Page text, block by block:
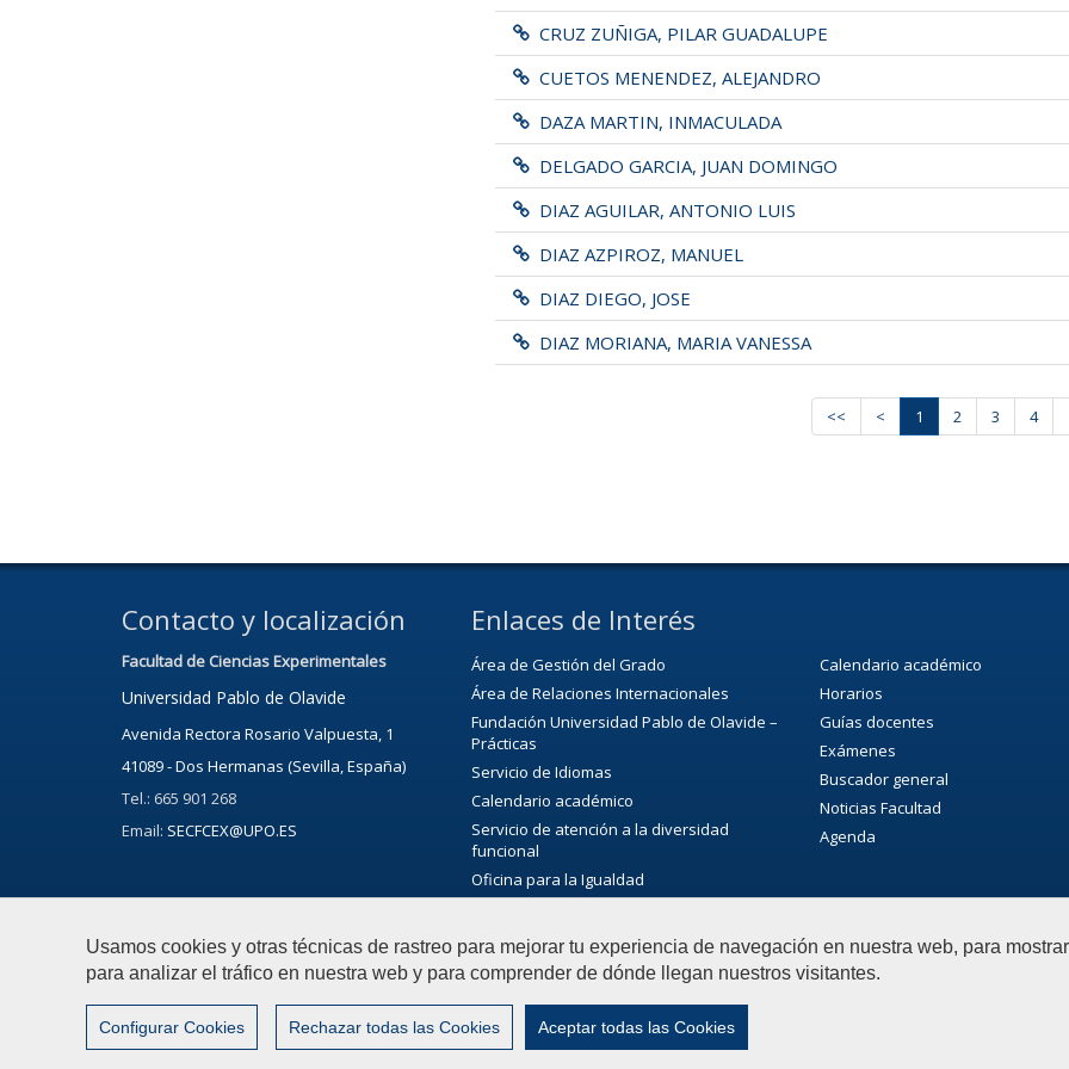
Usamos cookies y otras técnicas de rastreo para mejorar tu experiencia de navegación en nuestra web, para
para analizar el tráfico en nuestra web y para comprender de dónde llegan nuestros visitantes.
Configurar Cookies Rechazar todas las Cookies Aceptar todas las Cookies
CRUZ ZUÑIGA, PILAR GUADALUPE
CUETOS MENENDEZ, ALEJANDRO
DAZA MARTIN, INMACULADA
DELGADO GARCIA, JUAN DOMINGO
DIAZ AGUILAR, ANTONIO LUIS
DIAZ AZPIROZ, MANUEL
DIAZ DIEGO, JOSE
DIAZ MORIANA, MARIA VANESSA
<< < 1 2 3 4
Contacto y localización
Facultad de Ciencias Experimentales
Universidad Pablo de Olavide
Avenida Rectora Rosario Valpuesta, 1
41089 - Dos Hermanas (Sevilla, España)
Tel.: 665 901 268
Email: SECFCEX@UPO.ES
Enlaces de Interés
Área de Gestión del Grado
Área de Relaciones Internacionales
Fundación Universidad Pablo de Olavide –
Prácticas
Servicio de Idiomas
Calendario académico
Servicio de atención a la diversidad
funcional
Oficina para la Igualdad
Servicio de Extensión Cultural (SEC)
Agenda Cultural de la universidad
Calendario académico
Horarios
Guías docentes
Exámenes
Buscador general
Noticias Facultad
Agenda
© 2022 Universidad Pablo de Olavide - Facultad de Ciencias Experimentales Contactar